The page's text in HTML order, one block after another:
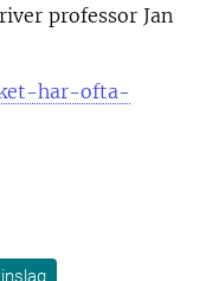
professor Jan
har-ofta-